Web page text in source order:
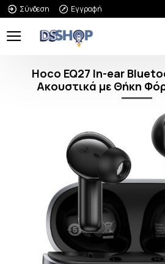
Σύνδεση Εγγραφή
Hoco EQ27 In-ear
Ακουστικά με Θήκη